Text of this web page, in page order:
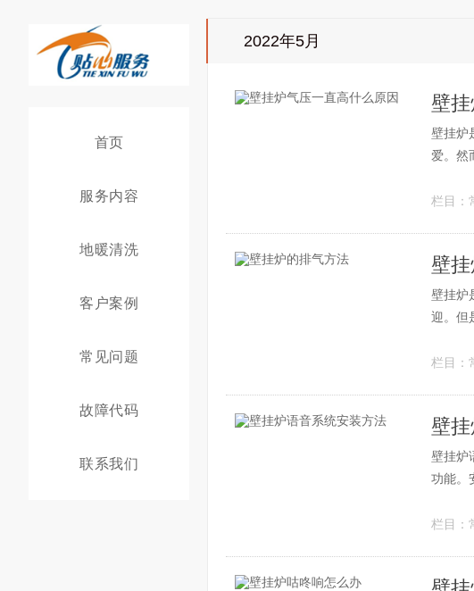
首页
服务内容
地暖清洗
客户案例
常见问题
故障代码
联系我们
2022年5月
壁
壁挂炉
爱。然
先要检
栏目：
壁
壁挂炉
迎。但
为水平
栏目：
壁
壁挂炉
功能。
壁挂炉
栏目：